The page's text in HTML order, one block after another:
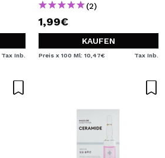
Tax Inb.
(2)
1,99€
KAUFEN
Preis x 100 Ml: 10,47€ Tax Inb.